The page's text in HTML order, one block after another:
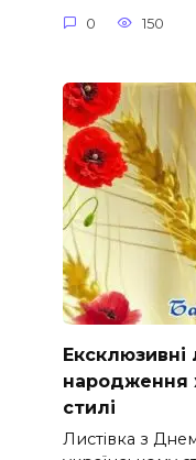
0 150
Ексклюзивні
народження
стилі
Листівка з